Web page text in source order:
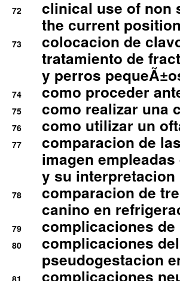
72
clinical use of non
the current position
73
colocacion de
tratamiento de
y perros
74 como proceder
75 como realizar una
76 como utilizar un
77
comparacion de
imagen
y su interpretacion
78
comparacion de
canino en
79 complicaciones
80
complicaciones
pseudogestacion
complicaciones